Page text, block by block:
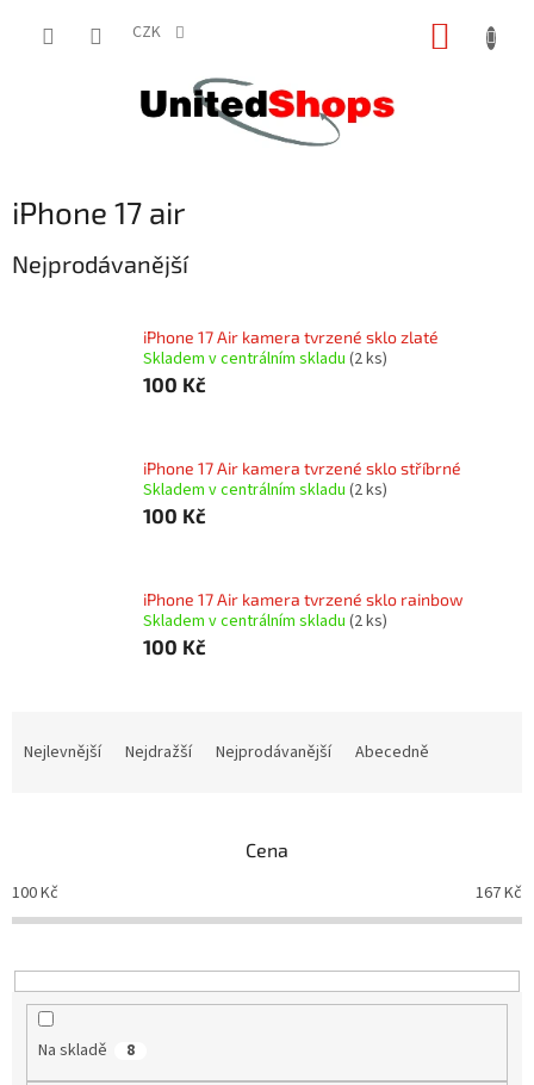
CZK
iPhone 17 air
Nejprodávanější
iPhone 17 Air kamera tvrzené sklo zlaté
Skladem v centrálním skladu (2 ks)
100 Kč
iPhone 17 Air kamera tvrzené sklo stříbrné
Skladem v centrálním skladu (2 ks)
100 Kč
iPhone 17 Air kamera tvrzené sklo rainbow
Skladem v centrálním skladu (2 ks)
100 Kč
p
u
Nejlevnější Nejdražší Nejprodávanější Abecedně
Cena
100Kč 167Kč
Na skladě 8